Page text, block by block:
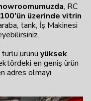
, RC
100'ün üzerinde vitrin
tank, İş Makinesi
ürünü yüksek
en geniş ürün
adres olmayı